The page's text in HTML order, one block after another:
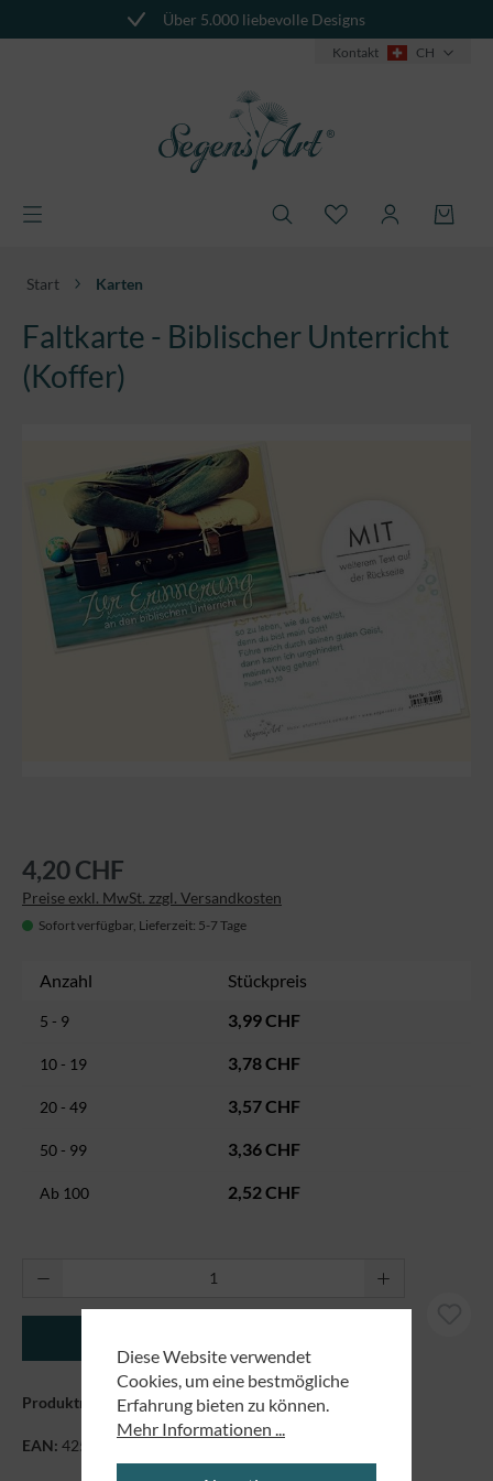
Über 5.000 liebevolle Designs
Kontakt CH
Start Karten
Faltkarte - Biblischer Unterricht
(Koffer)
4,20 CHF
Preise exkl. MwSt. zzgl. Versandkosten
Sofort verfügbar, Lieferzeit: 5-7 Tage
Anzahl Stückpreis
5 - 9 3,99 CHF
10 - 19 3,78 CHF
20 - 49 3,57 CHF
50 - 99 3,36 CHF
Ab 100 2,52 CHF
Produkt Anzahl: Gib den gewünschten
Produktnummer:29480
EAN: 4250479857209
Diese Website verwendet
Cookies, um eine bestmögliche
Erfahrung bieten zu können.
Mehr Informationen ...